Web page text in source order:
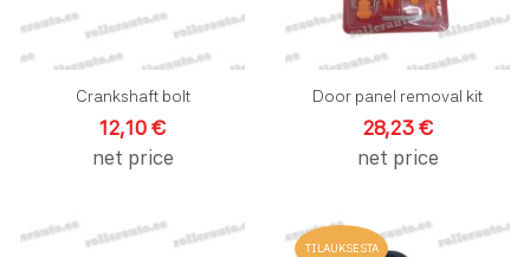
Crankshaft bolt
12,10 €
net price
Door panel removal kit
28,23 €
net price
Lisää toivelistalle
TILAUKSESTA